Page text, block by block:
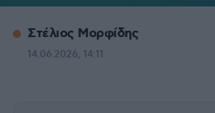
Στέλιος Μορφίδης
14.06.2026, 14:11